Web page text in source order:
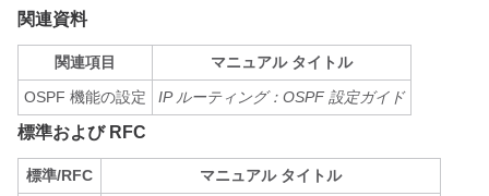
関連資料
関連項目
マニュアル タイトル
OSPF 機能の設定
IP ルーティング：OSPF 設定ガイド
標準および RFC
標準/RFC
マニュアル タイトル